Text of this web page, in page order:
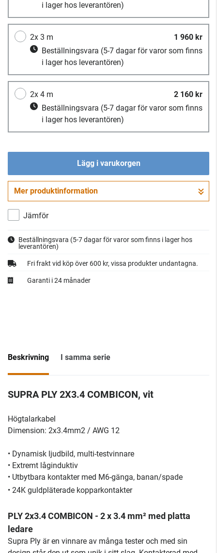
i lager hos leverantören)
2x 3 m
1 960 kr
Beställningsvara (5-7 dagar för varor som finns
i lager hos leverantören)
2x 4 m
2 160 kr
Beställningsvara (5-7 dagar för varor som finns
i lager hos leverantören)
Lägg i varukorgen
Gå till kassan
Mer produktinformation
Jämför
Beställningsvara (5-7 dagar för varor som finns i lager hos
leverantören)
Fri frakt vid köp över 600 kr, vissa produkter undantagna.
Garanti i 24 månader
Beskrivning I samma serie
SUPRA PLY 2X3.4 COMBICON, vit
Högtalarkabel
Dimension: 2x3.4mm2 / AWG 12
• Dynamisk ljudbild, multi-testvinnare
• Extremt låginduktiv
• Utbytbara kontakter med M6-gänga, banan/spade
• 24K guldpläterade kopparkontakter
PLY 2x3.4 COMBICON - 2 x 3.4 mm² med platta
ledare
Supra Ply är en vinnare av många tester och med sin